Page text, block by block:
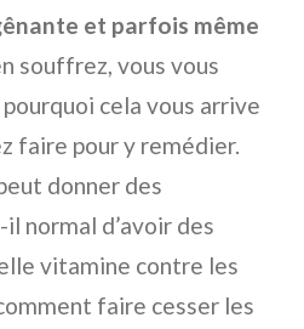
et parfois même
souffrez, vous vous
cela vous arrive
faire pour y remédier.
donner des
normal d’avoir des
vitamine contre les
faire cesser les